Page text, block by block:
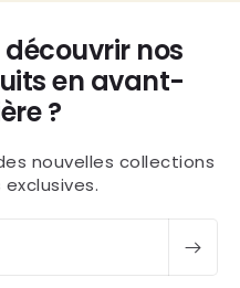
nos
en avant-
?
nouvelles collections